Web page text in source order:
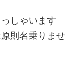
しゃいます
則名乗りませ